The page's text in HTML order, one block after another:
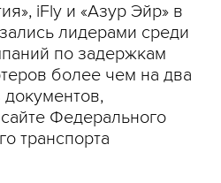
iFly и «Азур Эйр» в
лидерами среди
по задержкам
более чем на два
документов,
Федерального
транспорта